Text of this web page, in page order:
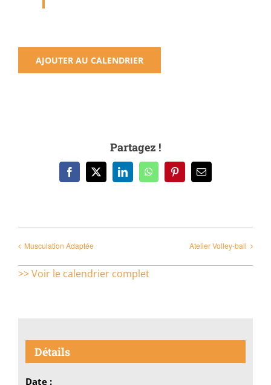
AJOUTER AU CALENDRIER
Partagez !
Facebook
X LinkedInWhatsAppPinterestEmail
Musculation Adaptée Atelier Volley-ball
>> Voir le calendrier complet
Détails
Date :